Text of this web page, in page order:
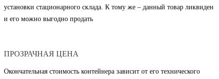
установки стационарного склада. К тому же – данный товар ликвиден
и его можно выгодно продать
ПРОЗРАЧНАЯ ЦЕНА
Окончательная стоимость контейнера зависит от его технического